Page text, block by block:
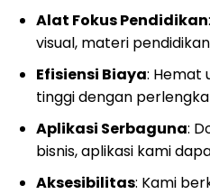
Alat Fokus Pendidikan
visual, materi
Efisiensi Biaya: Hemat
tinggi dengan
Aplikasi Serbaguna:
bisnis, aplikasi kami
Aksesibilitas: Kami